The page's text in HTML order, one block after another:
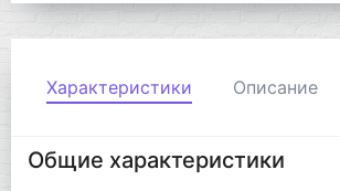
Характеристики Описание
Общие характеристики